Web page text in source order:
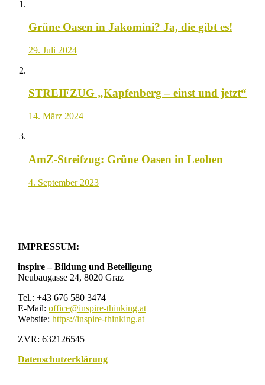
Grüne Oasen in Jakomini? Ja, die gibt es!
29. Juli 2024
STREIFZUG „Kapfenberg – einst und jetzt“
14. März 2024
AmZ-Streifzug: Grüne Oasen in Leoben
4. September 2023
IMPRESSUM:
inspire – Bildung und Beteiligung
Neubaugasse 24, 8020 Graz
Tel.: +43 676 580 3474
E-Mail: office@inspire-thinking.at
Website: https://inspire-thinking.at
ZVR: 632126545
Datenschutzerklärung